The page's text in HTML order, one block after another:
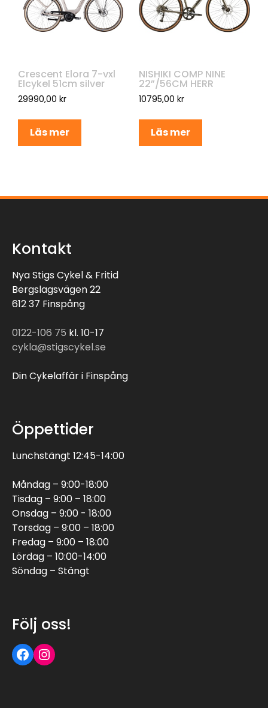
Crescent Elora 7-vxl
Elcykel 51cm silver
29990,00 kr
Läs mer
NISHIKI COMP NINE
22”/56CM HERR
10795,00 kr
Läs mer
Kontakt
Nya Stigs Cykel & Fritid
Bergslagsvägen 22
612 37 Finspång
0122-106 75 kl. 10-17
cykla@stigscykel.se
Din Cykelaffär i Finspång
Öppettider
Lunchstängt 12:45-14:00
Måndag – 9:00-18:00
Tisdag – 9:00 – 18:00
Onsdag – 9:00 - 18:00
Torsdag – 9:00 – 18:00
Fredag – 9:00 – 18:00
Lördag – 10:00-14:00
Söndag – Stängt
Följ oss!
Följ oss på Facebook
Följ oss på Instagram